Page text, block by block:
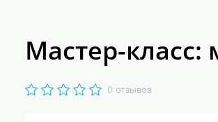
Мастер-
0 отзывов